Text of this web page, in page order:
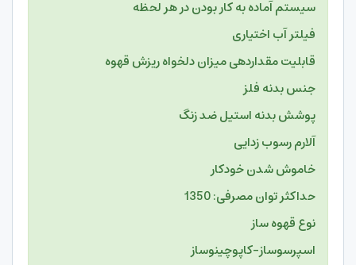
سیستم آماده به کار بودن در هر لحظه
فیلتر آب اختیاری
قابلیت مقداردهی میزان دلخواه ریزش قهوه
جنس بدنه فلز
پوشش بدنه استیل ضد زنگ
آلارم رسوب زدایی
خاموش شدن خودکار
حداکثر توان مصرفی: 1350
نوع قهوه ساز
اسپرسوساز-کاپوچینوساز